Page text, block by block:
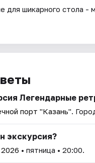
для шикарного стола
Легендарные
порт "Казань".
экскурсия?
• пятница • 20:00.